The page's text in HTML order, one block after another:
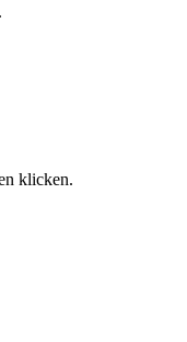
klicken.